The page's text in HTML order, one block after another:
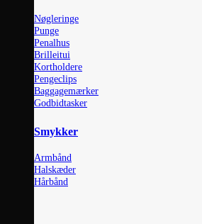
Nøgleringe
Punge
Penalhus
Brilleitui
Kortholdere
Pengeclips
Baggagemærker
Godbidtasker
Smykker
Armbånd
Halskæder
Hårbånd